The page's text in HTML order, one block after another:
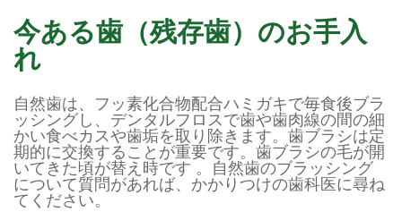
今ある歯（残存歯）のお手入
れ
自然歯は、フッ素化合物配合ハミガキで毎食後ブラ
ッシングし、デンタルフロスで歯や歯肉線の間の細
かい食べカスや歯垢を取り除きます。歯ブラシは定
期的に交換することが重要です。歯ブラシの毛が開
いてきた頃が替え時です 。自然歯のブラッシング
について質問があれば、かかりつけの歯科医に尋ね
てください。